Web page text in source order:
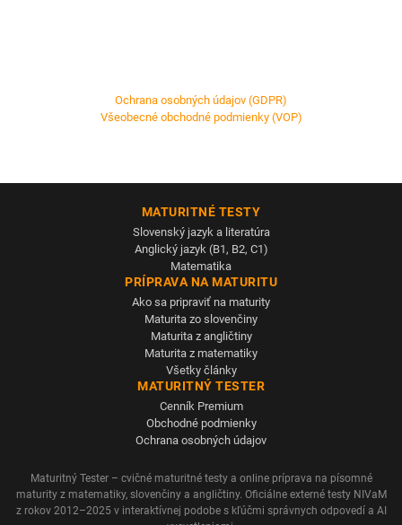
Ochrana osobných údajov (GDPR)
Všeobecné obchodné podmienky (VOP)
MATURITNÉ TESTY
Slovenský jazyk a literatúra
Anglický jazyk (B1, B2, C1)
Matematika
PRÍPRAVA NA MATURITU
Ako sa pripraviť na maturity
Maturita zo slovenčiny
Maturita z angličtiny
Maturita z matematiky
Všetky články
MATURITNÝ TESTER
Cenník Premium
Obchodné podmienky
Ochrana osobných údajov
Maturitný Tester – cvičné maturitné testy a online príprava na písomné
maturity z matematiky, slovenčiny a angličtiny. Oficiálne externé testy NIVaM
z rokov 2012–2025 v interaktívnej podobe s kľúčmi správnych odpovedí a AI